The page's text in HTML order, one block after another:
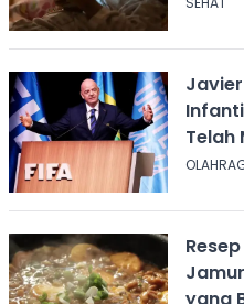
Telah
Bola
yang